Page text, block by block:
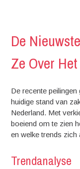
De
Ze Over
De recente
huidige stand van
Nederland. Met
boeiend om te zien
en welke trends zich
Trendanalyse